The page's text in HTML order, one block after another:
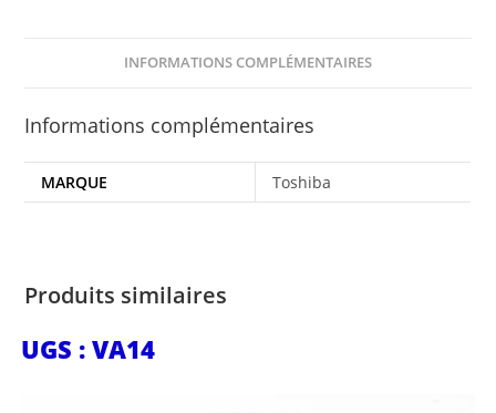
INFORMATIONS COMPLÉMENTAIRES
Informations complémentaires
MARQUE Toshiba
Produits similaires
UGS : VA14